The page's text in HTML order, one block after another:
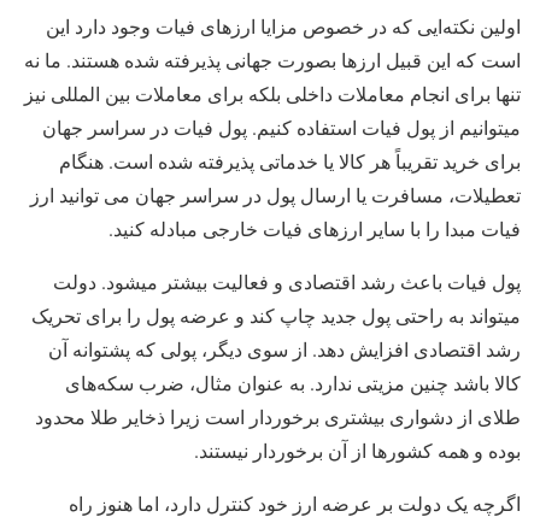
اولین نکته‌ایی که در خصوص مزایا ارزهای فیات وجود دارد این
است که این قبیل ارزها بصورت جهانی پذیرفته شده هستند. ما نه
تنها برای انجام معاملات داخلی بلکه برای معاملات بین المللی نیز
میتوانیم از پول فیات استفاده کنیم. پول فیات در سراسر جهان
برای خرید تقریباً هر کالا یا خدماتی پذیرفته شده است. هنگام
تعطیلات، مسافرت یا ارسال پول در سراسر جهان می توانید ارز
فیات مبدا را با سایر ارزهای فیات خارجی مبادله کنید.
پول فیات باعث رشد اقتصادی و فعالیت بیشتر میشود. دولت
میتواند به راحتی پول جدید چاپ کند و عرضه پول را برای تحریک
رشد اقتصادی افزایش دهد. از سوی دیگر، پولی که پشتوانه آن
کالا باشد چنین مزیتی ندارد. به عنوان مثال، ضرب سکه‌های
طلای از دشواری بیشتری برخوردار است زیرا ذخایر طلا محدود
بوده و همه کشورها از آن برخوردار نیستند.
اگرچه یک دولت بر عرضه ارز خود کنترل دارد، اما هنوز راه